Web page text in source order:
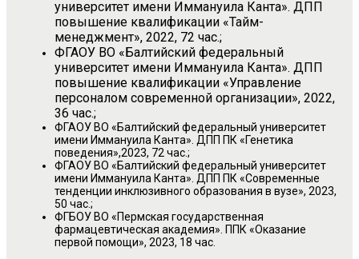
университет имени Иммануила Канта». ДПП
повышение квалификации «Тайм-
менеджмент», 2022, 72 час.;
ФГАОУ ВО «Балтийский федеральный
университет имени Иммануила Канта». ДПП
повышение квалификации «Управление
персоналом современной организации», 2022,
36 час.;
ФГАОУ ВО «Балтийский федеральный университет
имени Иммануила Канта». ДПП ПК «Генетика
поведения»,2023, 72 час.;
ФГАОУ ВО «Балтийский федеральный университет
имени Иммануила Канта». ДПП ПК «Современные
тенденции инклюзивного образования в вузе», 2023,
50 час.;
ФГБОУ ВО «Пермская государственная
фармацевтическая академия». ППК «Оказание
первой помощи», 2023, 18 час.